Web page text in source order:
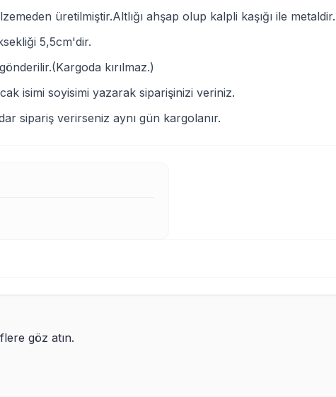
üretilmiştir.Altlığı ahşap olup kalpli kaşığı ile metaldir.
5,5cm'dir.
kırılmaz.)
isimi soyisimi yazarak siparişinizi veriniz.
sipariş verirseniz aynı gün kargolanır.
göz atın.